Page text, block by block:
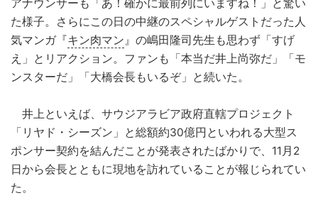
アナウンサーも「あ！確かに最前列にいますね！」と驚い
た様子。さらにこの日の中継のスペシャルゲストだった人
気マンガ『キン肉マン』の嶋田隆司先生も思わず「すげ
え」とリアクション。ファンも「本当だ井上尚弥だ」「モ
ンスターだ」「大橋会長もいるぞ」と続いた。
井上といえば、サウジアラビア政府直轄プロジェクト
「リヤド・シーズン」と総額約30億円といわれる大型ス
ポンサー契約を結んだことが発表されたばかりで、11月2
日から会長とともに現地を訪れていることが報じられてい
た。